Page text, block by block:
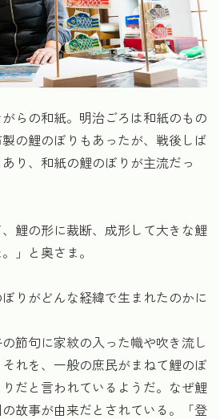
らの和紙。明治ごろは和紙のもの
の鯉のぼりもあったが、戦後しば
り、和紙の鯉のぼりが主流だっ
、鯉の形に裁断、成形して大きな鯉
」と奥さま。
りがどんな経緯で生まれたのかに
節句に家紋の入った幟や吹き流し
れを、一般の庶民がまねて鯉のぼ
だと言われているようだ。なぜ鯉
故事が由来だとされている。「登